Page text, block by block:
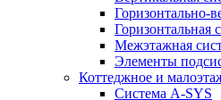
Горизонтально-
Горизонтальная
Межэтажная
Элементы
Коттеджное и
Система A-SYS